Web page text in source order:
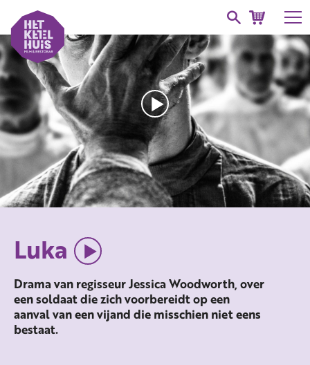
Luka
Drama van regisseur Jessica Woodworth, over
een soldaat die zich voorbereidt op een
aanval van een vijand die misschien niet eens
bestaat.